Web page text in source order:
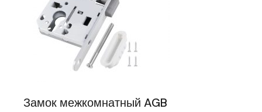
Замок межкомнатный AGB